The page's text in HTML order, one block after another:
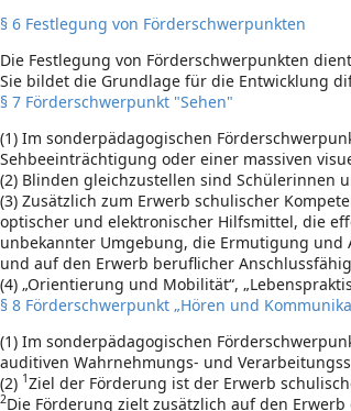
§ 6 Festlegung von Förderschwerpunkten
Die Festlegung von Förderschwerpunkten
Sie bildet die Grundlage für die Entwicklung
§ 7 Förderschwerpunkt "Sehen"
(1) Im sonderpädagogischen
Sehbeeinträchtigung oder einer massiven
(2) Blinden gleichzustellen sind Schülerinnen
(3) Zusätzlich zum Erwerb schulischer
optischer und elektronischer Hilfsmittel, die
unbekannter Umgebung, die Ermutigung und
und auf den Erwerb beruflicher
(4) „Orientierung und Mobilität“,
§ 8 Förderschwerpunkt „Hören und
(1) Im sonderpädagogischen
auditiven Wahrnehmungs- und
(2) 1Ziel der Förderung ist der Erwerb
2Die Förderung zielt zusätzlich auf den